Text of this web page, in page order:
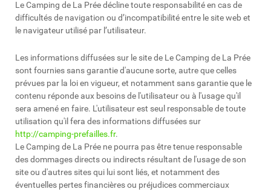
Le Camping de La Prée décline toute responsabilité en cas de
difficultés de navigation ou d’incompatibilité entre le site web et
le navigateur utilisé par l’utilisateur.
Les informations diffusées sur le site de Le Camping de La Prée
sont fournies sans garantie d'aucune sorte, autre que celles
prévues par la loi en vigueur, et notamment sans garantie que le
contenu réponde aux besoins de l'utilisateur ou à l'usage qu'il
sera amené en faire. L'utilisateur est seul responsable de toute
utilisation qu'il fera des informations diffusées sur
http://camping-prefailles.fr.
Le Camping de La Prée ne pourra pas être tenue responsable
des dommages directs ou indirects résultant de l'usage de son
site ou d'autres sites qui lui sont liés, et notamment des
éventuelles pertes financières ou préjudices commerciaux